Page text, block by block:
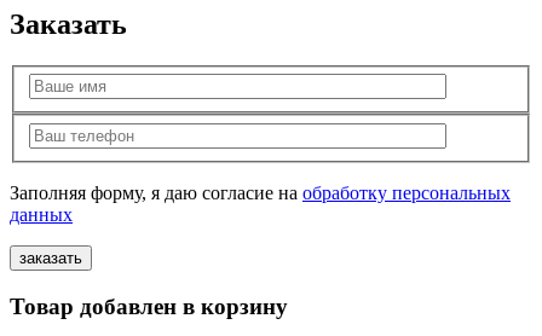
Заказать
Заполняя форму, я даю согласие на обработку персональных
данных
Товар добавлен в корзину